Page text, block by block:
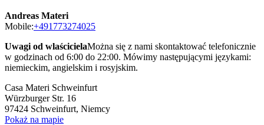
Andreas Materi
Mobile:+491773274025
Uwagi od wlaścicielaMożna się z nami skontaktować telefonicznie
w godzinach od 6:00 do 22:00. Mówimy następującymi językami:
niemieckim, angielskim i rosyjskim.
Casa Materi Schweinfurt
Würzburger Str. 16
97424 Schweinfurt, Niemcy
Pokaż na mapie